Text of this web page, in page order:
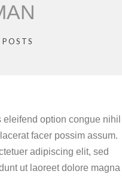
option congue nihil
facer possim assum.
adipiscing elit, sed
ut laoreet dolore magna